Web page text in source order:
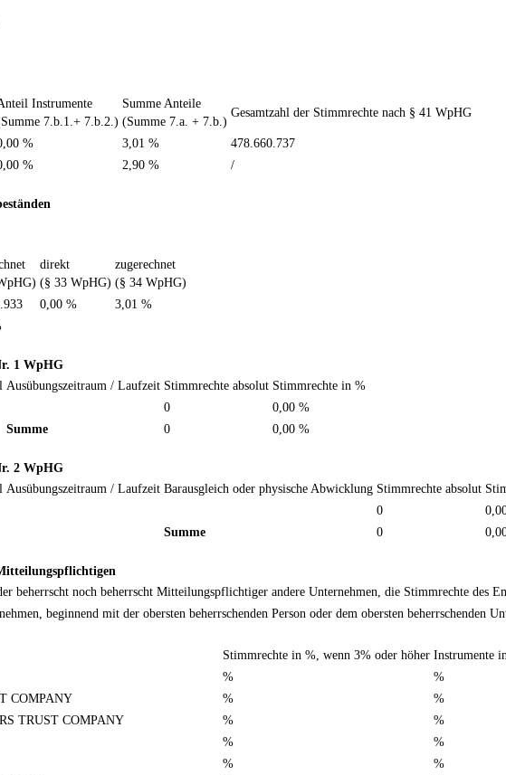
Instrumente
7.b.1.+ 7.b.2.)
Summe Anteile
(Summe 7.a. + 7.b.)
Gesamtzahl der Stimmrechte nach § 41 WpHG
% 3,01 %
478.660.737
% 2,90 % /
direkt
(§ 33 WpHG)
zugerechnet
(§ 34 WpHG)
0,00 %
3,01 %
1 WpHG
Ausübungszeitraum / Laufzeit Stimmrechte absolut Stimmrechte in %
0
0,00 %
Summe
0 0,00 %
2 WpHG
Ausübungszeitraum / Laufzeit Barausgleich oder physische Abwicklung Stimmrechte absolut
0
Summe
0
noch beherrscht Mitteilungspflichtiger andere Unternehmen, die Stimmrechte des
beginnend mit der obersten beherrschenden Person oder dem obersten beherrschenden
Stimmrechte in %, wenn 3% oder höher Instrumente
% %
COMPANY
% %
TRUST COMPANY
% %
% %
% %